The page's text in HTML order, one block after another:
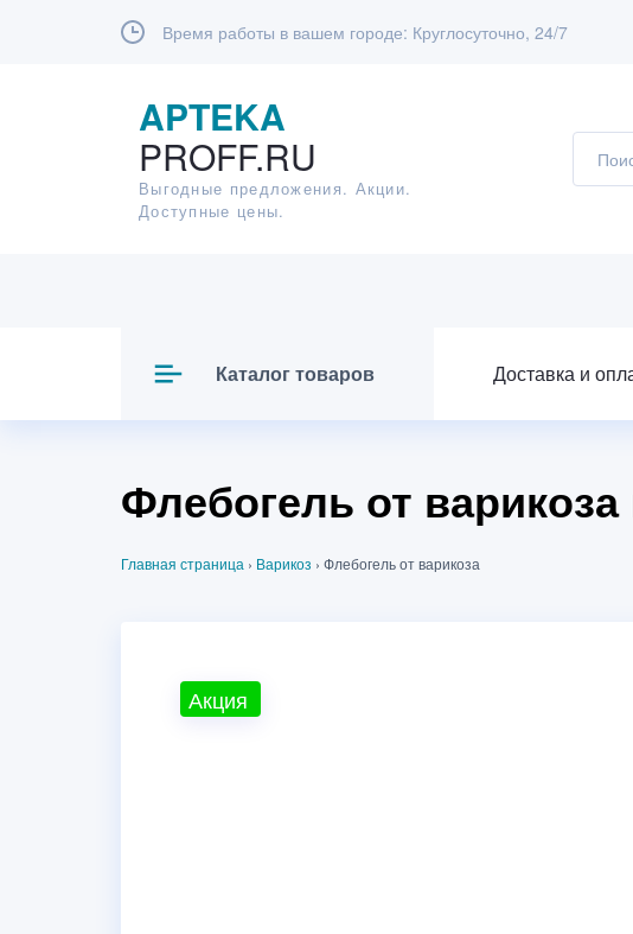
Время работы в вашем городе: Круглосуточно, 24/7
APTEKA
PROFF.RU
Выгодные предложения. Акции.
Доступные цены.
Каталог товаров Доставка и
Флебогель от
Главная страница › Варикоз › Флебогель от варикоза
Акция